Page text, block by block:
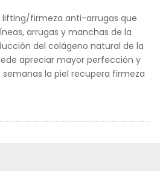
lifting/firmeza anti-arrugas que
arrugas y manchas de la
del colágeno natural de la
apreciar mayor perfección y
semanas la piel recupera firmeza